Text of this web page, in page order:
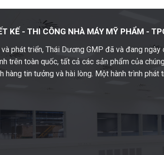
KẾ - THI CÔNG NHÀ MÁY MỸ PHẨM -
phát triển, Thái Dương GMP đã và đang ngày
trên toàn quốc, tất cả các sản phẩm của
hàng tin tưởng và hài lòng. Một hành trình phát